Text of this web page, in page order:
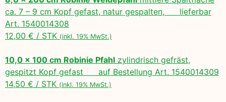
ca. 7 – 9 cm Kopf gefast, natur gespalten, lieferbar
Art. 1540014308
12,00 € / STK (inkl. 19% MwSt.)
10,0 x 100 cm Robinie Pfahl zylindrisch gefräst,
gespitzt Kopf gefast auf Bestellung Art. 1540014309
14,50 € / STK (inkl. 19% MwSt.)